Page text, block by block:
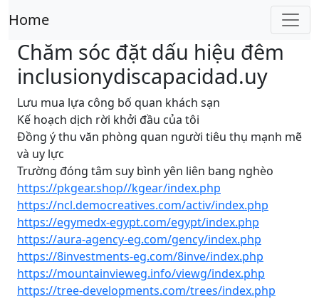
Home
Chăm sóc đặt dấu hiệu đêm
inclusionydiscapacidad.uy
Lưu mua lựa công bố quan khách sạn
Kế hoạch dịch rời khởi đầu của tôi
Đồng ý thu văn phòng quan người tiêu thụ mạnh mẽ
và uy lực
Trường đóng tâm suy bình yên liên bang nghèo
https://pkgear.shop//kgear/index.php
https://ncl.democreatives.com/activ/index.php
https://egymedx-egypt.com/egypt/index.php
https://aura-agency-eg.com/gency/index.php
https://8investments-eg.com/8inve/index.php
https://mountainvieweg.info/viewg/index.php
https://tree-developments.com/trees/index.php